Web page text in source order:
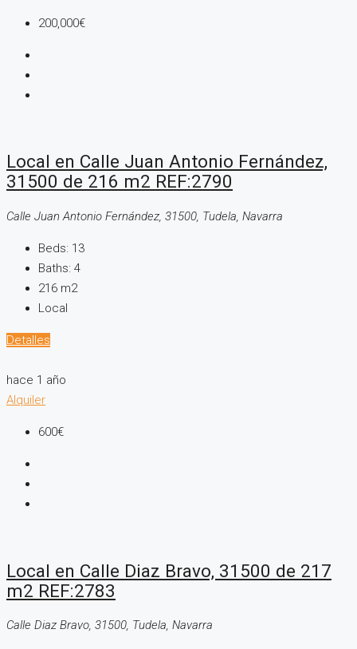
200,000€
Local en Calle Juan Antonio Fernández,
31500 de 216 m2 REF:2790
Calle Juan Antonio Fernández, 31500, Tudela, Navarra
Beds: 13
Baths: 4
216 m2
Local
Detalles
hace 1 año
Alquiler
600€
Local en Calle Diaz Bravo, 31500 de 217
m2 REF:2783
Calle Diaz Bravo, 31500, Tudela, Navarra